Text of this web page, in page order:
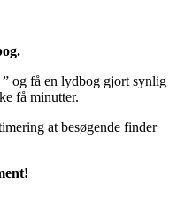
” og få en lydbog gjort synlig
få minutter.
at besøgende finder